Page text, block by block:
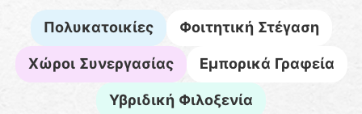
Πολυκατοικίες
Φοιτητική Στέγαση
Χώροι Συνεργασίας
Εμπορικά Γραφεία
Υβριδική Φιλοξενία